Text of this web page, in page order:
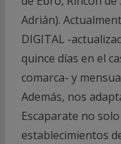
Adrián).
DIGITAL -
quince días en el
comarca- y
Además, nos
Escaparate no
establecimientos